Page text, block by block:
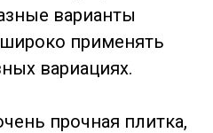
варианты
применять
вариациях.
прочная плитка,